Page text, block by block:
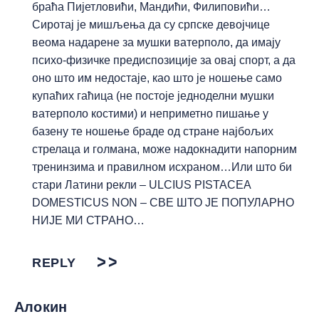
браћа Пијетловићи, Мандићи, Филиповићи…
Сиротај је мишљења да су српске девојчице
веома надарене за мушки ватерполо, да имају
психо-физичке предиспозиције за овај спорт, а да
оно што им недостаје, као што је ношење само
купаћих гаћица (не постоје једноделни мушки
ватерполо костими) и неприметно пишање у
базену те ношење браде од стране најбољих
стрелаца и голмана, може надокнадити напорним
тренинзима и правилном исхраном…Или што би
стари Латини рекли – ULCIUS PISTACEA
DOMESTICUS NON – СВЕ ШТО ЈЕ ПОПУЛАРНО
НИЈЕ МИ СТРАНО…
REPLY
Алокин